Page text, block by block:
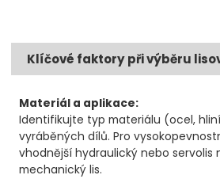
Klíčové faktory při výběru
Materiál a aplikace:
Identifikujte typ materiálu (ocel,
vyráběných dílů. Pro
vhodnější hydraulický nebo servolis
mechanický lis.